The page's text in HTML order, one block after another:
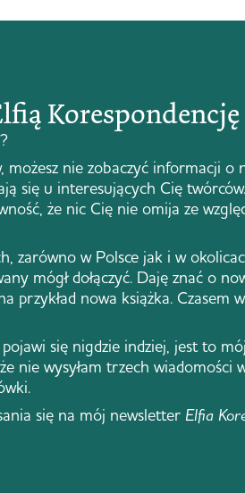
Korespondencję
możesz nie zobaczyć informacji o
się u interesujących Cię
że nic Cię nie omija ze
zarówno w Polsce jak i w
mógł dołączyć. Daję znać o
przykład nowa książka. Czasem
się nigdzie indziej, jest to
nie wysyłam trzech wiadomości
się na mój newsletter Elfia